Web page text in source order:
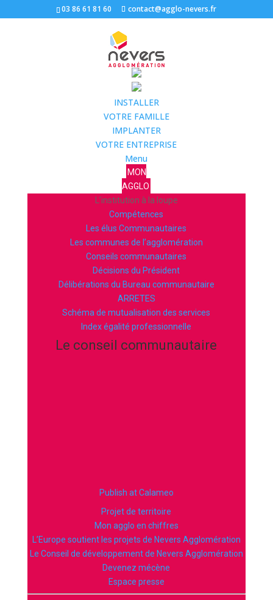
03 86 61 81 60 contact@agglo-nevers.fr
INSTALLER
VOTRE FAMILLE
IMPLANTER
VOTRE ENTREPRISE
Menu
MON
AGGLO
L’institution à la loupe
Compétences
Les élus Communautaires
Les communes de l’agglomération
Conseils communautaires
Décisions du Président
Délibérations du Bureau communautaire
ARRETES
Schéma de mutualisation des services
Index égalité professionnelle
Le conseil communautaire
Publish at Calameo
Projet de territoire
Mon agglo en chiffres
L’Europe soutient les projets de Nevers Agglomération
Le Conseil de développement de Nevers Agglomération
Devenez mécène
Espace presse